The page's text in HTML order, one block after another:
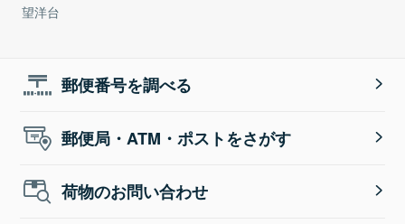
望洋台
郵便番号を調べる
郵便局・ATM・ポストをさがす
荷物のお問い合わせ